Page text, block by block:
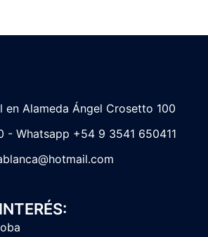
en Alameda Ángel Crosetto 100
- Whatsapp +54 9 3541 650411